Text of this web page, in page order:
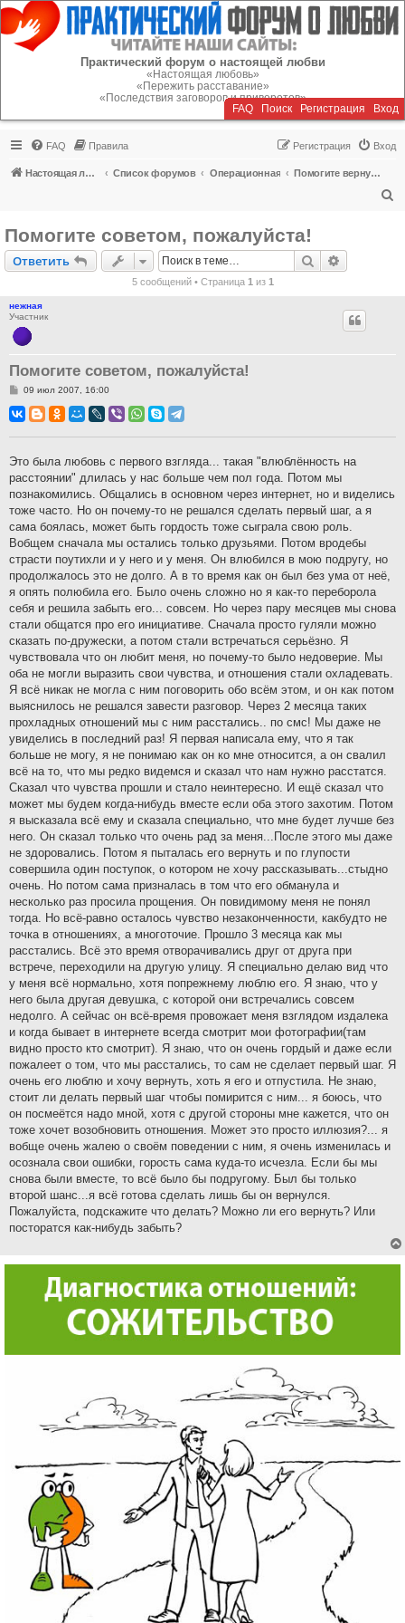
Регистрация
Практический форум о настоящей любви
«Настоящая любовь»
«Пережить расставание»
«Последствия заговоров и приворотов»
FAQ Поиск Регистрация Вход
FAQ Правила Вход
Регистрация
Настоящая любовь Список форумов Операционная
Помогите вернуть или пережить расставание!
Помогите советом, пожалуйста!
Ответить
Ответить Поиск
5 сообщений • Страница 1 из 1
нежная
Участник
Помогите советом, пожалуйста!
С
о
б
и
е
09 июл 2007, 16:00
Это была любовь с первого взгляда... такая "влюблённость на
расстоянии" длилась у нас больше чем пол года. Потом мы
познакомились. Общались в основном через интернет, но и виделись
тоже часто. Но он почему-то не решался сделать первый шаг, а я
сама боялась, может быть гордость тоже сыграла свою роль.
Вобщем сначала мы остались только друзьями. Потом вродебы
страсти поутихли и у него и у меня. Он влюбился в мою подругу, но
продолжалось это не долго. А в то время как он был без ума от неё,
я опять полюбила его. Было очень сложно но я как-то переборола
себя и решила забыть его... совсем. Но через пару месяцев мы снова
стали общатся про его инициативе. Сначала просто гуляли можно
сказать по-дружески, а потом стали встречаться серьёзно. Я
чувствовала что он любит меня, но почему-то было недоверие. Мы
оба не могли выразить свои чувства, и отношения стали охладевать.
Я всё никак не могла с ним поговорить обо всём этом, и он как потом
выяснилось не решался завести разговор. Через 2 месяца таких
прохладных отношений мы с ним расстались.. по смс! Мы даже не
увиделись в последний раз! Я первая написала ему, что я так
больше не могу, я не понимаю как он ко мне относится, а он свалил
всё на то, что мы редко видемся и сказал что нам нужно расстатся.
Сказал что чувства прошли и стало неинтересно. И ещё сказал что
может мы будем когда-нибудь вместе если оба этого захотим. Потом
я высказала всё ему и сказала специально, что мне будет лучше без
него. Он сказал только что очень рад за меня...После этого мы даже
не здоровались. Потом я пыталась его вернуть и по глупости
совершила один поступок, о котором не хочу рассказывать...стыдно
очень. Но потом сама призналась в том что его обманула и
несколько раз просила прощения. Он повидимому меня не понял
тогда. Но всё-равно осталось чувство незаконченности, какбудто не
точка в отношениях, а многоточие. Прошло 3 месяца как мы
расстались. Всё это время отворачивались друг от друга при
встрече, переходили на другую улицу. Я специально делаю вид что
у меня всё нормально, хотя попрежнему люблю его. Я знаю, что у
него была другая девушка, с которой они встречались совсем
недолго. А сейчас он всё-время провожает меня взглядом издалека
и когда бывает в интернете всегда смотрит мои фотографии(там
видно просто кто смотрит). Я знаю, что он очень гордый и даже если
пожалеет о том, что мы расстались, то сам не сделает первый шаг. Я
очень его люблю и хочу вернуть, хоть я его и отпустила. Не знаю,
стоит ли делать первый шаг чтобы помирится с ним... я боюсь, что
он посмеётся надо мной, хотя с другой стороны мне кажется, что он
тоже хочет возобновить отношения. Может это просто иллюзия?... я
вобще очень жалею о своём поведении с ним, я очень изменилась и
осознала свои ошибки, горость сама куда-то исчезла. Если бы мы
снова были вместе, то всё было бы подругому. Был бы только
второй шанс...я всё готова сделать лишь бы он вернулся.
Пожалуйста, подскажите что делать? Можно ли его вернуть? Или
посторатся как-нибудь забыть?